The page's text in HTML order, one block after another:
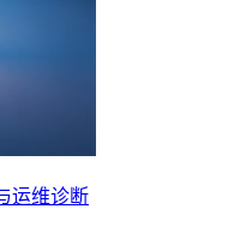
运维诊断